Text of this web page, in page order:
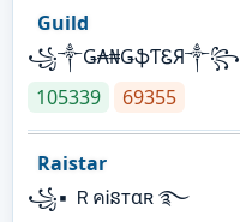
Guild
꧁༒Ǥ₳₦ǤֆƬᏋЯ༒꧂
105339
69355
Raistar
꧁▪ ＲคᎥនтαʀ ࿐